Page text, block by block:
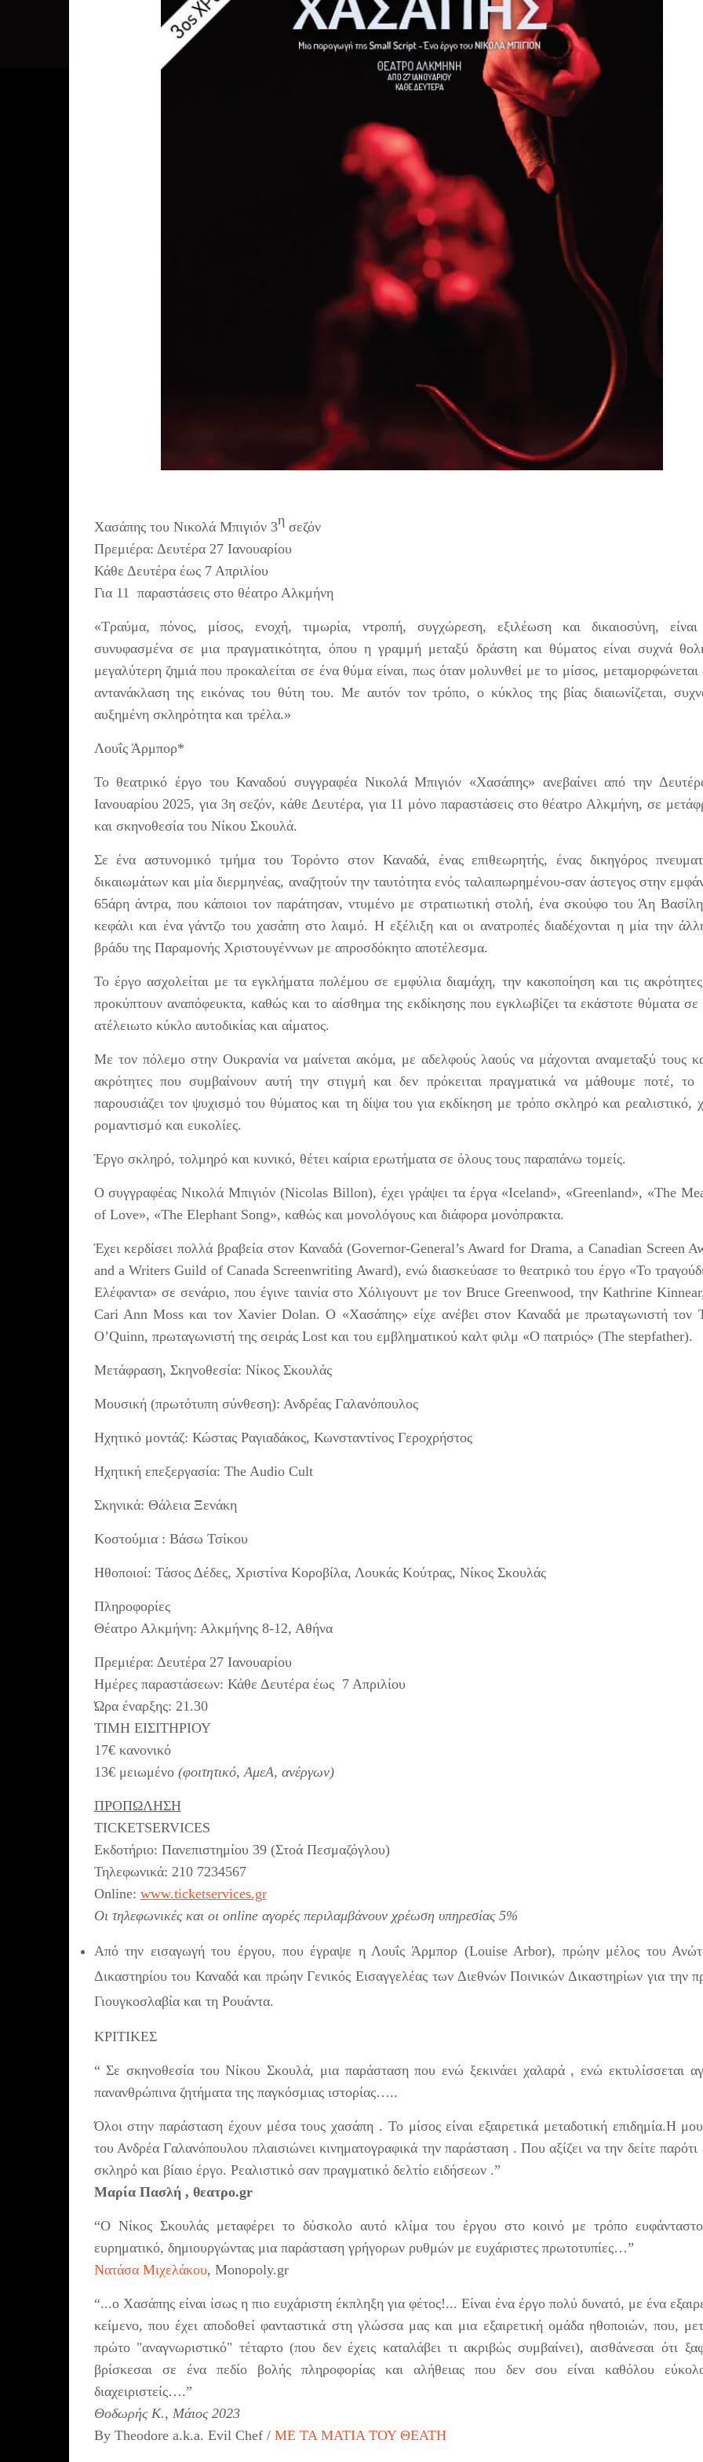
Χασάπης του Νικολά Μπιγιόν 3ησεζόν
Πρεμιέρα: Δευτέρα 27 Ιανουαρίου
Κάθε Δευτέρα έως 7 Απριλίου
Για 11 παραστάσεις στο θέατρο Αλκμήνη
«Τραύμα, πόνος, μίσος, ενοχή, τιμωρία, ντροπή, συγχώρεση, εξιλέωση και δικαιοσύνη,
συνυφασμένα σε μια πραγματικότητα, όπου η γραμμή μεταξύ δράστη και θύματος είναι συχνά
μεγαλύτερη ζημιά που προκαλείται σε ένα θύμα είναι, πως όταν μολυνθεί με το μίσος, μεταμορφώνεται
αντανάκλαση της εικόνας του θύτη του. Με αυτόν τον τρόπο, ο κύκλος της βίας διαιωνίζεται,
αυξημένη σκληρότητα και τρέλα.»
Λουΐς Άρμπορ*
Το θεατρικό έργο του Καναδού συγγραφέα Νικολά Μπιγιόν «Χασάπης» ανεβαίνει από την
Ιανουαρίου 2025, για 3η σεζόν, κάθε Δευτέρα, για 11 μόνο παραστάσεις στο θέατρο Αλκμήνη, σε
και σκηνοθεσία του Νίκου Σκουλά.
Σε ένα αστυνομικό τμήμα του Τορόντο στον Καναδά, ένας επιθεωρητής, ένας δικηγόρος
δικαιωμάτων και μία διερμηνέας, αναζητούν την ταυτότητα ενός ταλαιπωρημένου-σαν άστεγος στην
65άρη άντρα, που κάποιοι τον παράτησαν, ντυμένο με στρατιωτική στολή, ένα σκούφο του Άη
κεφάλι και ένα γάντζο του χασάπη στο λαιμό. Η εξέλιξη και οι ανατροπές διαδέχονται η μία την
βράδυ της Παραμονής Χριστουγέννων με απροσδόκητο αποτέλεσμα.
Το έργο ασχολείται με τα εγκλήματα πολέμου σε εμφύλια διαμάχη, την κακοποίηση και τις
προκύπτουν αναπόφευκτα, καθώς και το αίσθημα της εκδίκησης που εγκλωβίζει τα εκάστοτε θύματα σε
ατέλειωτο κύκλο αυτοδικίας και αίματος.
Με τον πόλεμο στην Ουκρανία να μαίνεται ακόμα, με αδελφούς λαούς να μάχονται αναμεταξύ τους
ακρότητες που συμβαίνουν αυτή την στιγμή και δεν πρόκειται πραγματικά να μάθουμε ποτέ, το
παρουσιάζει τον ψυχισμό του θύματος και τη δίψα του για εκδίκηση με τρόπο σκληρό και ρεαλιστικό,
ρομαντισμό και ευκολίες.
Έργο σκληρό, τολμηρό και κυνικό, θέτει καίρια ερωτήματα σε όλους τους παραπάνω τομείς.
Ο συγγραφέας Νικολά Μπιγιόν (Nicolas Billon), έχει γράψει τα έργα «Iceland», «Greenland», «The
of Love», «The Elephant Song», καθώς και μονολόγους και διάφορα μονόπρακτα.
Έχει κερδίσει πολλά βραβεία στον Καναδά (Governor-General’s Award for Drama, a Canadian Screen
and a Writers Guild of Canada Screenwriting Award), ενώ διασκεύασε το θεατρικό του έργο «Το
Ελέφαντα» σε σενάριο, που έγινε ταινία στο Χόλιγουντ με τον Bruce Greenwood, την Kathrine
Cari Ann Moss και τον Xavier Dolan. Ο «Χασάπης» είχε ανέβει στον Καναδά με πρωταγωνιστή τον
O’Quinn, πρωταγωνιστή της σειράς Lost και του εμβληματικού καλτ φιλμ «Ο πατριός» (The stepfather).
Μετάφραση, Σκηνοθεσία: Νίκος Σκουλάς
Μουσική (πρωτότυπη σύνθεση): Ανδρέας Γαλανόπουλος
Ηχητικό μοντάζ: Κώστας Ραγιαδάκος, Κωνσταντίνος Γεροχρήστος
Ηχητική επεξεργασία: The Audio Cult
Σκηνικά: Θάλεια Ξενάκη
Κοστούμια : Βάσω Τσίκου
Ηθοποιοί: Τάσος Δέδες, Χριστίνα Κοροβίλα, Λουκάς Κούτρας, Νίκος Σκουλάς
Πληροφορίες
Θέατρο Αλκμήνη: Αλκμήνης 8-12, Αθήνα
Πρεμιέρα: Δευτέρα 27 Ιανουαρίου
Ημέρες παραστάσεων: Κάθε Δευτέρα έως 7 Απριλίου
Ώρα έναρξης: 21.30
ΤΙΜΗ ΕΙΣΙΤΗΡΙΟΥ
17€ κανονικό
13€ μειωμένο (φοιτητικό, ΑμεΑ, ανέργων)
ΠΡΟΠΩΛΗΣΗ
TICKETSERVICES
Εκδοτήριο: Πανεπιστημίου 39 (Στοά Πεσμαζόγλου)
Τηλεφωνικά: 210 7234567
Online: www.ticketservices.gr
Οι τηλεφωνικές και οι online αγορές περιλαμβάνουν χρέωση υπηρεσίας 5%
Από την εισαγωγή του έργου, που έγραψε η Λουΐς Άρμπορ (Louise Arbor), πρώην μέλος του
Δικαστηρίου του Καναδά και πρώην Γενικός Εισαγγελέας των Διεθνών Ποινικών Δικαστηρίων για την
Γιουγκοσλαβία και τη Ρουάντα.
ΚΡΙΤΙΚΕΣ
“ Σε σκηνοθεσία του Νίκου Σκουλά, μια παράσταση που ενώ ξεκινάει χαλαρά , ενώ εκτυλίσσεται
πανανθρώπινα ζητήματα της παγκόσμιας ιστορίας…..
Όλοι στην παράσταση έχουν μέσα τους χασάπη . Το μίσος είναι εξαιρετικά μεταδοτική επιδημία.Η
του Ανδρέα Γαλανόπουλου πλαισιώνει κινηματογραφικά την παράσταση . Που αξίζει να την δείτε παρότι
σκληρό και βίαιο έργο. Ρεαλιστικό σαν πραγματικό δελτίο ειδήσεων .”
Μαρία Πασλή , θεατρο.gr
“Ο Νίκος Σκουλάς μεταφέρει το δύσκολο αυτό κλίμα του έργου στο κοινό με τρόπο
ευρηματικό, δημιουργώντας μια παράσταση γρήγορων ρυθμών με ευχάριστες πρωτοτυπίες…”
Νατάσα Μιχελάκου, Monopoly.gr
“...ο Χασάπης είναι ίσως η πιο ευχάριστη έκπληξη για φέτος!... Είναι ένα έργο πολύ δυνατό, με ένα
κείμενο, που έχει αποδοθεί φανταστικά στη γλώσσα μας και μια εξαιρετική ομάδα ηθοποιών, που,
πρώτο "αναγνωριστικό" τέταρτο (που δεν έχεις καταλάβει τι ακριβώς συμβαίνει), αισθάνεσαι ότι
βρίσκεσαι σε ένα πεδίο βολής πληροφορίας και αλήθειας που δεν σου είναι καθόλου
διαχειριστείς….”
Θοδωρής Κ., Μάιος 2023
By Theodore a.k.a. Evil Chef / ΜΕ ΤΑ ΜΑΤΙΑ ΤΟΥ ΘΕΑΤΗ